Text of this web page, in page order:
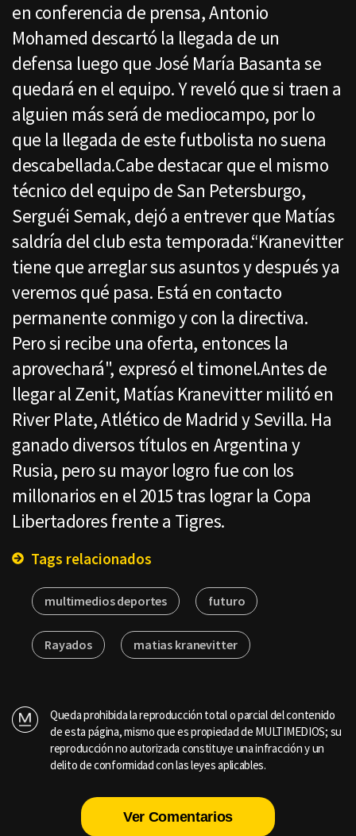
en conferencia de prensa, Antonio
Mohamed descartó la llegada de un
defensa luego que José María Basanta se
quedará en el equipo. Y reveló que si traen a
alguien más será de mediocampo, por lo
que la llegada de este futbolista no suena
descabellada.Cabe destacar que el mismo
técnico del equipo de San Petersburgo,
Serguéi Semak, dejó a entrever que Matías
saldría del club esta temporada.“Kranevitter
tiene que arreglar sus asuntos y después ya
veremos qué pasa. Está en contacto
permanente conmigo y con la directiva.
Pero si recibe una oferta, entonces la
aprovechará", expresó el timonel.Antes de
llegar al Zenit, Matías Kranevitter militó en
River Plate, Atlético de Madrid y Sevilla. Ha
ganado diversos títulos en Argentina y
Rusia, pero su mayor logro fue con los
millonarios en el 2015 tras lograr la Copa
Libertadores frente a Tigres.
Tags relacionados
multimedios deportes futuro
Rayados matias kranevitter
Queda prohibida la reproducción total o parcial del contenido
de esta página, mismo que es propiedad de MULTIMEDIOS; su
reproducción no autorizada constituye una infracción y un
delito de conformidad con las leyes aplicables.
Ver Comentarios